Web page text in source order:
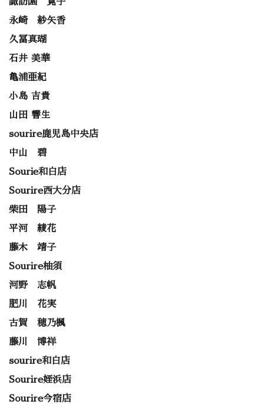
永崎 紗矢香
久冨真瑚
石井 美華
亀浦亜紀
小島 吉貴
山田 響生
sourire鹿児島中央店
中山 碧
Sourie和白店
Sourire西大分店
柴田 陽子
平河 綾花
藤木 靖子
Sourire柚須
河野 志帆
肥川 花実
古賀 穂乃楓
藤川 博祥
sourire和白店
Sourire姪浜店
Sourire今宿店